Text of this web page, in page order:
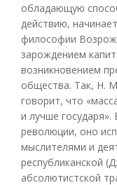
обладающую
действию,
философии
зарождением
возникновением
общества. Так, Н.
говорит, что
и лучше
революции, оно
мыслителями и
республиканской
абсолютистской